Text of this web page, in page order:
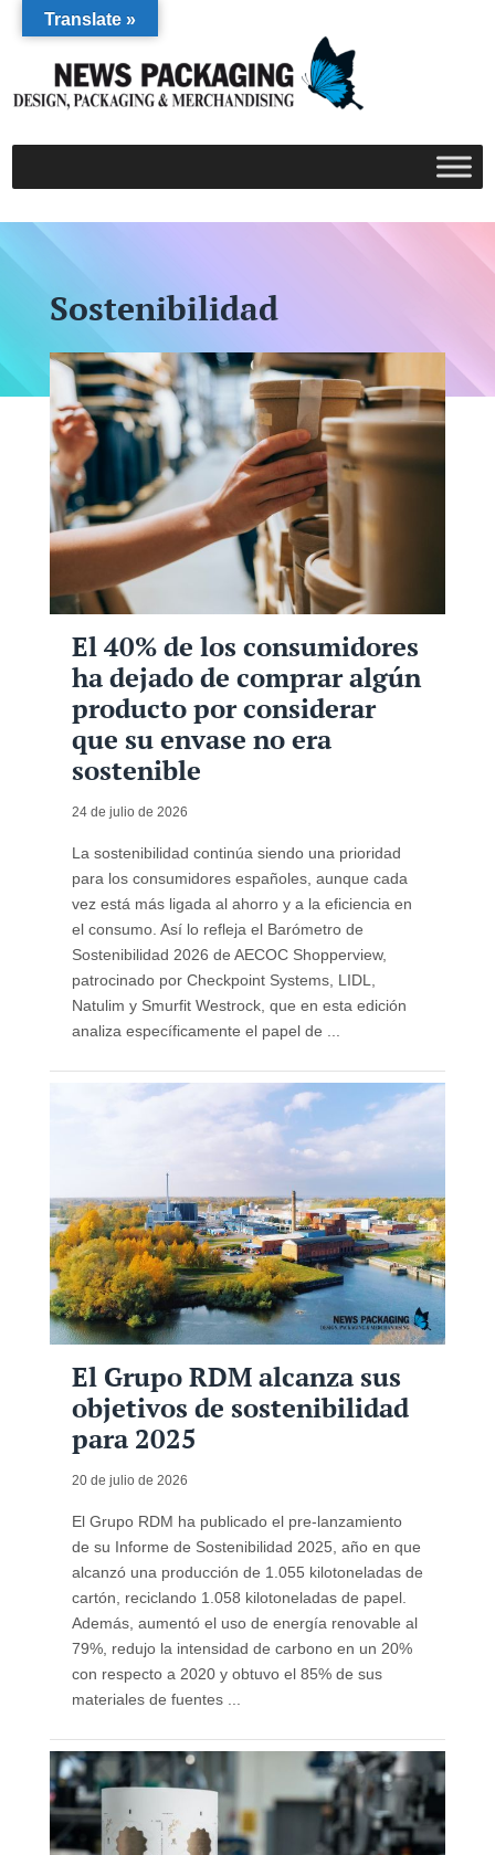
Sostenibilidad
El 40% de los consumidores
ha dejado de comprar algún
producto por considerar
que su envase no era
sostenible
24 de julio de 2026
La sostenibilidad continúa siendo una prioridad
para los consumidores españoles, aunque cada
vez está más ligada al ahorro y a la eficiencia en
el consumo. Así lo refleja el Barómetro de
Sostenibilidad 2026 de AECOC Shopperview,
patrocinado por Checkpoint Systems, LIDL,
Natulim y Smurfit Westrock, que en esta edición
analiza específicamente el papel de ...
El Grupo RDM alcanza sus
objetivos de sostenibilidad
para 2025
20 de julio de 2026
El Grupo RDM ha publicado el pre-lanzamiento
de su Informe de Sostenibilidad 2025, año en que
alcanzó una producción de 1.055 kilotoneladas de
cartón, reciclando 1.058 kilotoneladas de papel.
Además, aumentó el uso de energía renovable al
79%, redujo la intensidad de carbono en un 20%
con respecto a 2020 y obtuvo el 85% de sus
materiales de fuentes ...
Translate »